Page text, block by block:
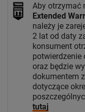
Aby otrzymać
Extended
należy je
2 lat od daty
konsument
potwierdzenie
oraz będzie
dokumentem
dotyczące
tutaj